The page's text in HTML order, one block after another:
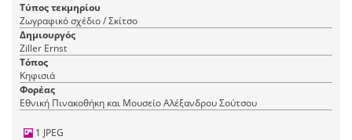
Τύπος τεκμηρίου
Ζωγραφικό σχέδιο / Σκίτσο
Δημιουργός
Ziller Ernst
Τόπος
Κηφισιά
Φορέας
Εθνική Πινακοθήκη και Μουσείο Αλέξανδρου Σούτσου
1 JPEG